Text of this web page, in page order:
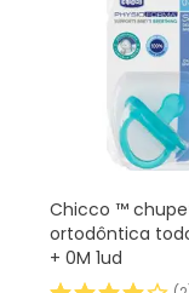
Chicco ™
ortodôntica
+ 0M 1ud